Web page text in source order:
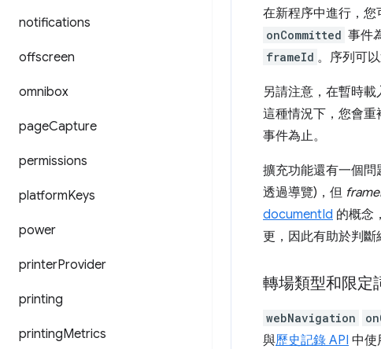
notifications
offscreen
omnibox
pageCapture
permissions
platformKeys
power
printerProvider
printing
printingMetrics
在新程序中進行，
onCommitted 事件
frameId 。序列可
另請注意，在暫時
這種情況下，您會重
事件為止。
擴充功能還有一個
透過導覽)，但
documentId 的概念
更，因此有助於判斷
轉場類型和限定
webNavigation
與歷史記錄 API 中使